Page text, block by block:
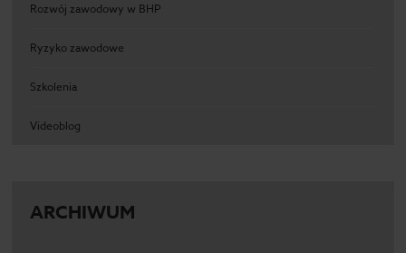
Rozwój zawodowy w BHP
Ryzyko zawodowe
Szkolenia
Videoblog
ARCHIWUM